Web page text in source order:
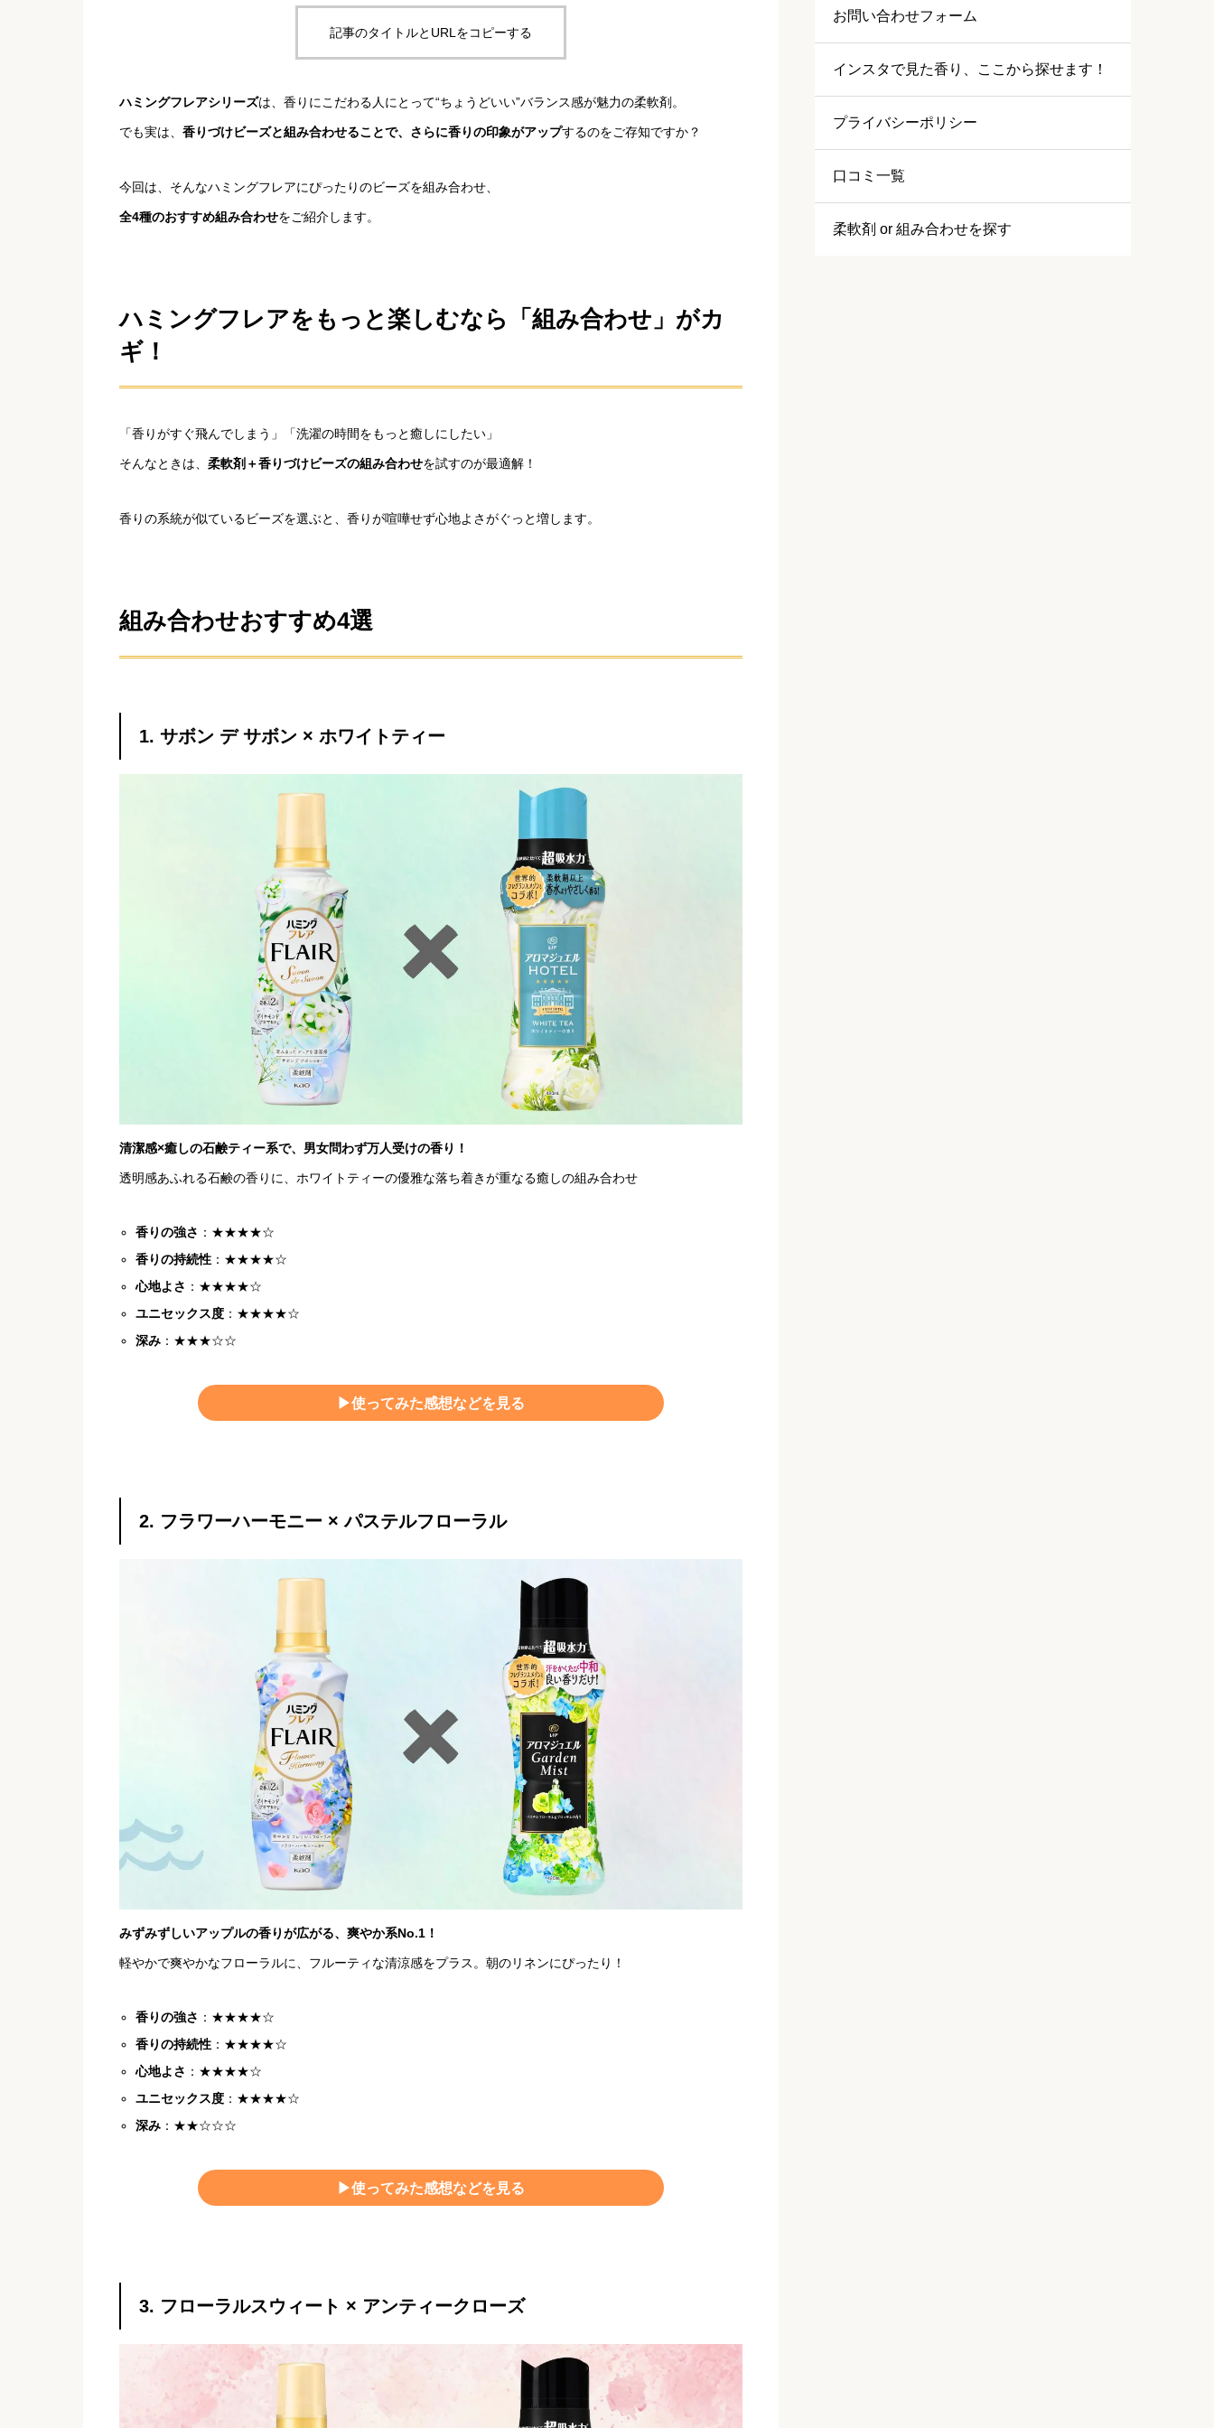
記事のタイトルとURLをコピーする
ハミングフレアシリーズは、香りにこだわる人にとって“ちょうどいい”バランス感が魅力の柔軟剤。
でも実は、 香りづけビーズと組み合わせることで、さらに香りの印象がアップするのをご存知ですか？
今回は、そんなハミングフレアにぴったりのビーズを組み合わせ、
全4種のおすすめ組み合わせをご紹介します。
ハミングフレアをもっと楽しむなら「組み合わせ」がカ
ギ！
「香りがすぐ飛んでしまう」「洗濯の時間をもっと癒しにしたい」
そんなときは、 柔軟剤＋香りづけビーズの組み合わせを試すのが最適解！
香りの系統が似ているビーズを選ぶと、香りが喧嘩せず心地よさがぐっと増します。
組み合わせおすすめ4選
1. サボン デ サボン × ホワイトティー
清潔感×癒しの石鹸ティー系で、男女問わず万人受けの香り！
透明感あふれる石鹸の香りに、ホワイトティーの優雅な落ち着きが重なる癒しの組み合わせ
香りの強さ ：★★★★☆
香りの持続性 ：★★★★☆
心地よさ ：★★★★☆
ユニセックス度 ：★★★★☆
深み ：★★★☆☆
▶︎使ってみた感想などを見る
2. フラワーハーモニー × パステルフローラル
みずみずしいアップルの香りが広がる、爽やか系No.1！
軽やかで爽やかなフローラルに、フルーティな清涼感をプラス。朝のリネンにぴったり！
香りの強さ ：★★★★☆
香りの持続性 ：★★★★☆
心地よさ ：★★★★☆
ユニセックス度 ：★★★★☆
深み ：★★☆☆☆
▶︎使ってみた感想などを見る
3. フローラルスウィート × アンティークローズ
お問い合わせフォーム
インスタで見た香り、ここから探せます！
プライバシーポリシー
口コミ一覧
柔軟剤 or 組み合わせを探す